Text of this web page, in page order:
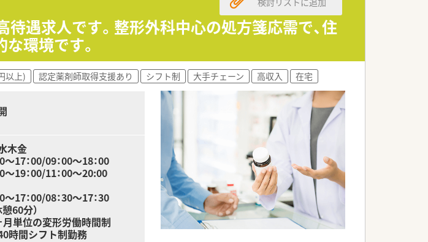
調剤室が特徴です。
合うフラットな職場です。
員間の交流が活発です。
た新入社員研修があります。
ツファーマシスト等が人気です。
遇求人です。整形外科中心の処方箋応需で、住
環境です。
以上) 認定薬剤師取得支援あり シフト制 大手チェーン 高収入 在宅
木金
～17：00/09：00～18：00
～19：00/11：00～20:00
～17：00/08：30～17：30
憩60分）
単位の変形労働時間制
時間シフト制勤務